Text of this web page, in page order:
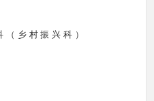
科（乡村振兴科）
值班室